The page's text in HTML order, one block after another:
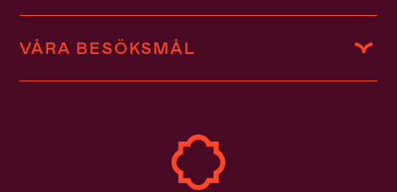
VÅRA BESÖKSMÅL